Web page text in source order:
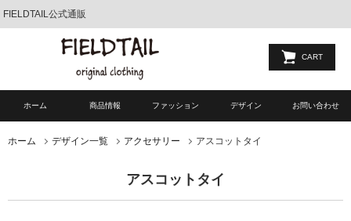
FIELDTAIL公式通販
CART
ホーム 商品情報 ファッション デザイン お問い合わせ
ホーム デザイン一覧 アクセサリー アスコットタイ
アスコットタイ